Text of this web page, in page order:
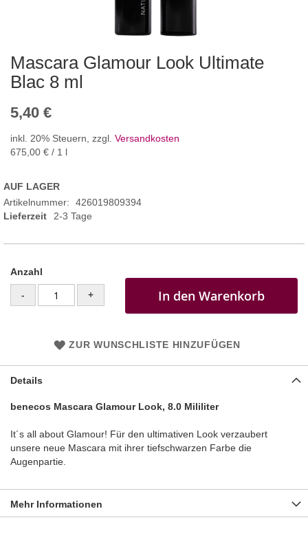
Mascara Glamour Look Ultimate
Blac 8 ml
5,40 €
inkl. 20% Steuern, zzgl. Versandkosten
675,00 € / 1 l
AUF LAGER
Artikelnummer
426019809394
Lieferzeit
2-3 Tage
Anzahl
- + In den Warenkorb
ZUR WUNSCHLISTE HINZUFÜGEN
Details
benecos Mascara Glamour Look, 8.0 Mililiter
It´s all about Glamour! Für den ultimativen Look verzaubert
unsere neue Mascara mit ihrer tiefschwarzen Farbe die
Augenpartie.
Mehr Informationen